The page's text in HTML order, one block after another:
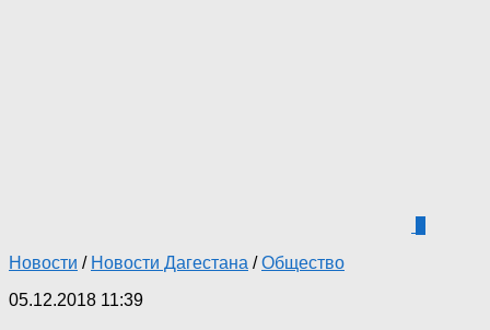
Новости / Новости Дагестана /Общество
05.12.2018 11:39